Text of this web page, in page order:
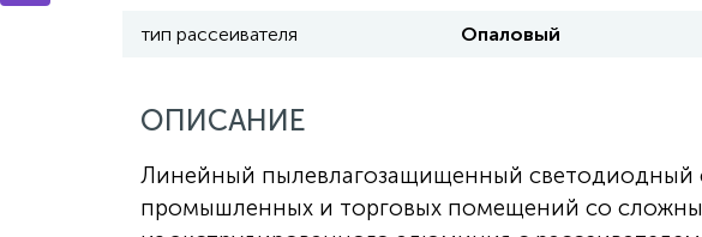
тип рассеивателя Опаловый
ОПИСАНИЕ
Линейный пылевлагозащищенный светодиодный
промышленных и торговых помещений со